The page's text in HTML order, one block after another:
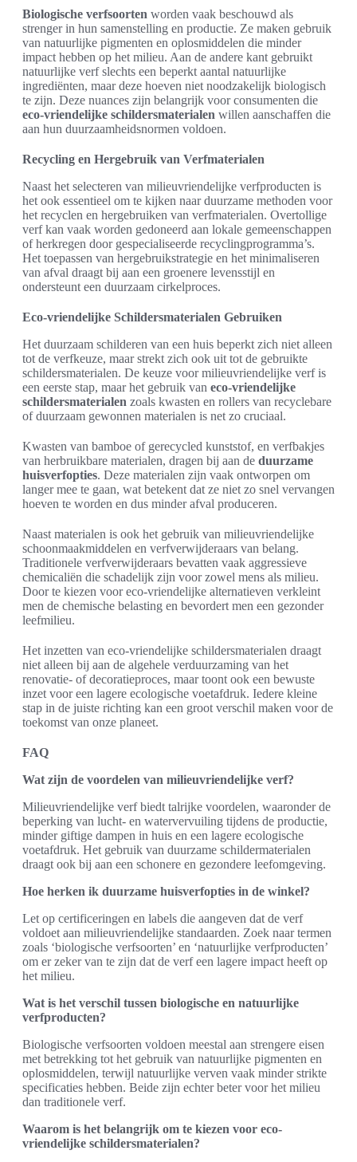
Biologische verfsoorten worden vaak beschouwd als
strenger in hun samenstelling en productie. Ze maken gebruik
van natuurlijke pigmenten en oplosmiddelen die minder
impact hebben op het milieu. Aan de andere kant gebruikt
natuurlijke verf slechts een beperkt aantal natuurlijke
ingrediënten, maar deze hoeven niet noodzakelijk biologisch
te zijn. Deze nuances zijn belangrijk voor consumenten die
eco-vriendelijke schildersmaterialen willen aanschaffen die
aan hun duurzaamheidsnormen voldoen.
Recycling en Hergebruik van Verfmaterialen
Naast het selecteren van milieuvriendelijke verfproducten is
het ook essentieel om te kijken naar duurzame methoden voor
het recyclen en hergebruiken van verfmaterialen. Overtollige
verf kan vaak worden gedoneerd aan lokale gemeenschappen
of herkregen door gespecialiseerde recyclingprogramma’s.
Het toepassen van hergebruikstrategie en het minimaliseren
van afval draagt bij aan een groenere levensstijl en
ondersteunt een duurzaam cirkelproces.
Eco-vriendelijke Schildersmaterialen Gebruiken
Het duurzaam schilderen van een huis beperkt zich niet alleen
tot de verfkeuze, maar strekt zich ook uit tot de gebruikte
schildersmaterialen. De keuze voor milieuvriendelijke verf is
een eerste stap, maar het gebruik van eco-vriendelijke
schildersmaterialen zoals kwasten en rollers van recyclebare
of duurzaam gewonnen materialen is net zo cruciaal.
Kwasten van bamboe of gerecycled kunststof, en verfbakjes
van herbruikbare materialen, dragen bij aan de duurzame
huisverfopties. Deze materialen zijn vaak ontworpen om
langer mee te gaan, wat betekent dat ze niet zo snel vervangen
hoeven te worden en dus minder afval produceren.
Naast materialen is ook het gebruik van milieuvriendelijke
schoonmaakmiddelen en verfverwijderaars van belang.
Traditionele verfverwijderaars bevatten vaak aggressieve
chemicaliën die schadelijk zijn voor zowel mens als milieu.
Door te kiezen voor eco-vriendelijke alternatieven verkleint
men de chemische belasting en bevordert men een gezonder
leefmilieu.
Het inzetten van eco-vriendelijke schildersmaterialen draagt
niet alleen bij aan de algehele verduurzaming van het
renovatie- of decoratieproces, maar toont ook een bewuste
inzet voor een lagere ecologische voetafdruk. Iedere kleine
stap in de juiste richting kan een groot verschil maken voor de
toekomst van onze planeet.
FAQ
Wat zijn de voordelen van milieuvriendelijke verf?
Milieuvriendelijke verf biedt talrijke voordelen, waaronder de
beperking van lucht- en watervervuiling tijdens de productie,
minder giftige dampen in huis en een lagere ecologische
voetafdruk. Het gebruik van duurzame schildermaterialen
draagt ook bij aan een schonere en gezondere leefomgeving.
Hoe herken ik duurzame huisverfopties in de winkel?
Let op certificeringen en labels die aangeven dat de verf
voldoet aan milieuvriendelijke standaarden. Zoek naar termen
zoals ‘biologische verfsoorten’ en ‘natuurlijke verfproducten’
om er zeker van te zijn dat de verf een lagere impact heeft op
het milieu.
Wat is het verschil tussen biologische en natuurlijke
verfproducten?
Biologische verfsoorten voldoen meestal aan strengere eisen
met betrekking tot het gebruik van natuurlijke pigmenten en
oplosmiddelen, terwijl natuurlijke verven vaak minder strikte
specificaties hebben. Beide zijn echter beter voor het milieu
dan traditionele verf.
Waarom is het belangrijk om te kiezen voor eco-
vriendelijke schildersmaterialen?